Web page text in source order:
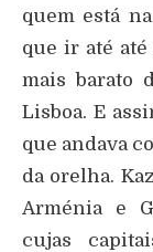
quem está
que ir até
mais barato
Lisboa. E
que andava
da orelha.
Arménia e
cujas